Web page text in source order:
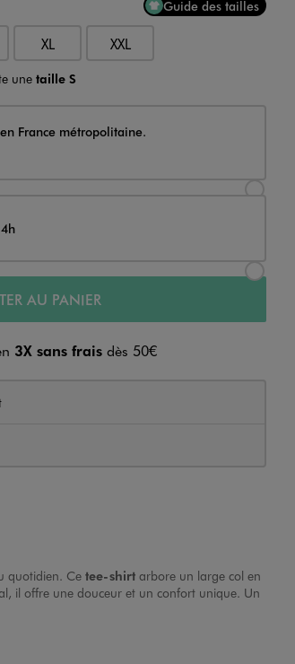
Guide des tailles
XL XXL
unetaille S
France métropolitaine.
AU PANIER
3X sans fraisdès 50€
quotidien. Ce tee-shirt arbore un large col en
il offre une douceur et un confort unique. Un